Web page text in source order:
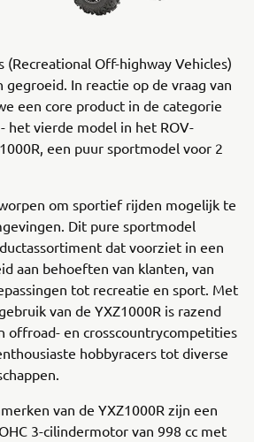
(Recreational Off-highway Vehicles)
gegroeid. In reactie op de vraag van
een core product in de categorie
het vierde model in het ROV-
een puur sportmodel voor 2
om sportief rijden mogelijk te
Dit pure sportmodel
dat voorziet in een
aan behoeften van klanten, van
tot recreatie en sport. Met
van de YXZ1000R is razend
offroad- en crosscountrycompetities
hobbyracers tot diverse
van de YXZ1000R zijn een
3-cilindermotor van 998 cc met